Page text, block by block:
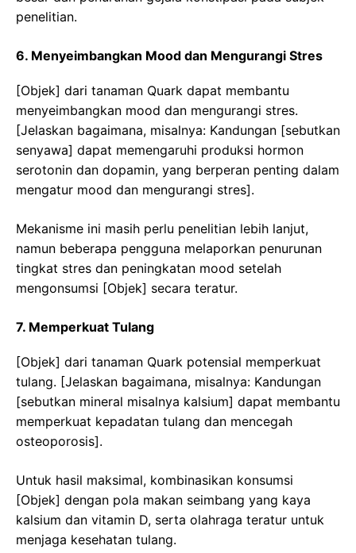
penelitian.
6. Menyeimbangkan Mood dan Mengurangi Stres
[Objek] dari tanaman Quark dapat membantu
menyeimbangkan mood dan mengurangi stres.
[Jelaskan bagaimana, misalnya: Kandungan [sebutkan
senyawa] dapat memengaruhi produksi hormon
serotonin dan dopamin, yang berperan penting dalam
mengatur mood dan mengurangi stres].
Mekanisme ini masih perlu penelitian lebih lanjut,
namun beberapa pengguna melaporkan penurunan
tingkat stres dan peningkatan mood setelah
mengonsumsi [Objek] secara teratur.
7. Memperkuat Tulang
[Objek] dari tanaman Quark potensial memperkuat
tulang. [Jelaskan bagaimana, misalnya: Kandungan
[sebutkan mineral misalnya kalsium] dapat membantu
memperkuat kepadatan tulang dan mencegah
osteoporosis].
Untuk hasil maksimal, kombinasikan konsumsi
[Objek] dengan pola makan seimbang yang kaya
kalsium dan vitamin D, serta olahraga teratur untuk
menjaga kesehatan tulang.